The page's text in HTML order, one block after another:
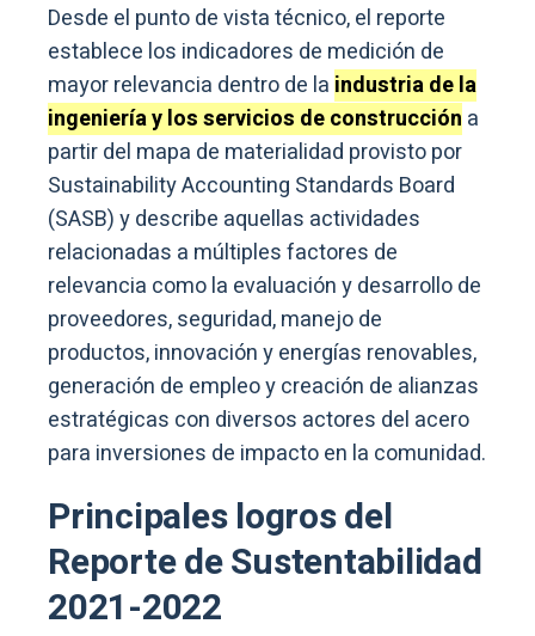
Desde el punto de vista técnico, el reporte
establece los indicadores de medición de
mayor relevancia dentro de la industria de la
ingeniería y los servicios de construcción a
partir del mapa de materialidad provisto por
Sustainability Accounting Standards Board
(SASB) y describe aquellas actividades
relacionadas a múltiples factores de
relevancia como la evaluación y desarrollo de
proveedores, seguridad, manejo de
productos, innovación y energías renovables,
generación de empleo y creación de alianzas
estratégicas con diversos actores del acero
para inversiones de impacto en la comunidad.
Principales logros del
Reporte de Sustentabilidad
2021-2022